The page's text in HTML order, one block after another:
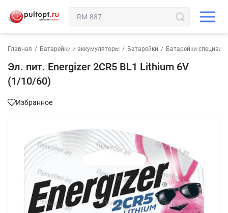
Главная / Батарейки и аккумуляторы / Батарейки / Батарейки
Эл. пит. Energizer 2CR5 BL1 Lithium 6V
(1/10/60)
Избранное